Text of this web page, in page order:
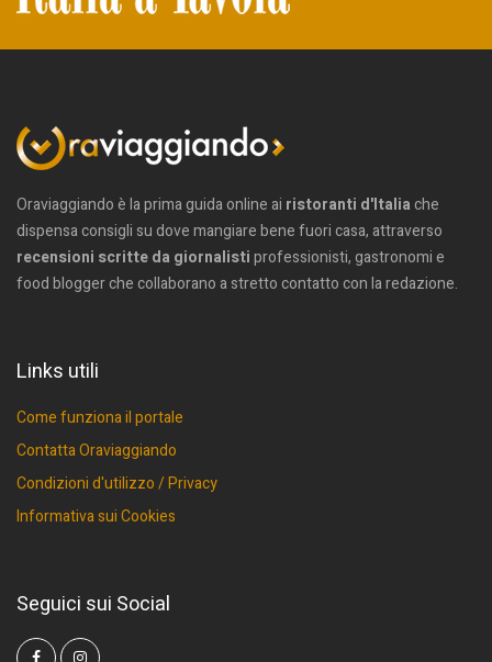
Oraviaggiando è la prima guida online ai ristoranti d'Italiache
dispensa consigli su dove mangiare bene fuori casa, attraverso
recensioni scritte da giornalistiprofessionisti, gastronomi e
food blogger che collaborano a stretto contatto con la redazione.
Links utili
Come funziona il portale
Contatta Oraviaggiando
Condizioni d'utilizzo / Privacy
Informativa sui Cookies
Seguici sui Social